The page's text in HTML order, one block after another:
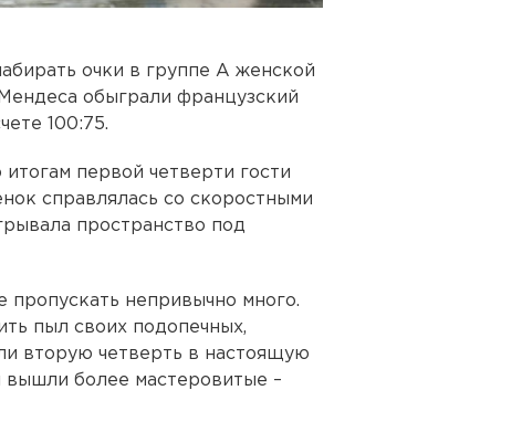
очки в группе А женской
обыграли французский
100:75.
первой четверти гости
справлялась со скоростными
пространство под
пропускать непривычно много.
пыл своих подопечных,
вторую четверть в настоящую
вышли более мастеровитые –